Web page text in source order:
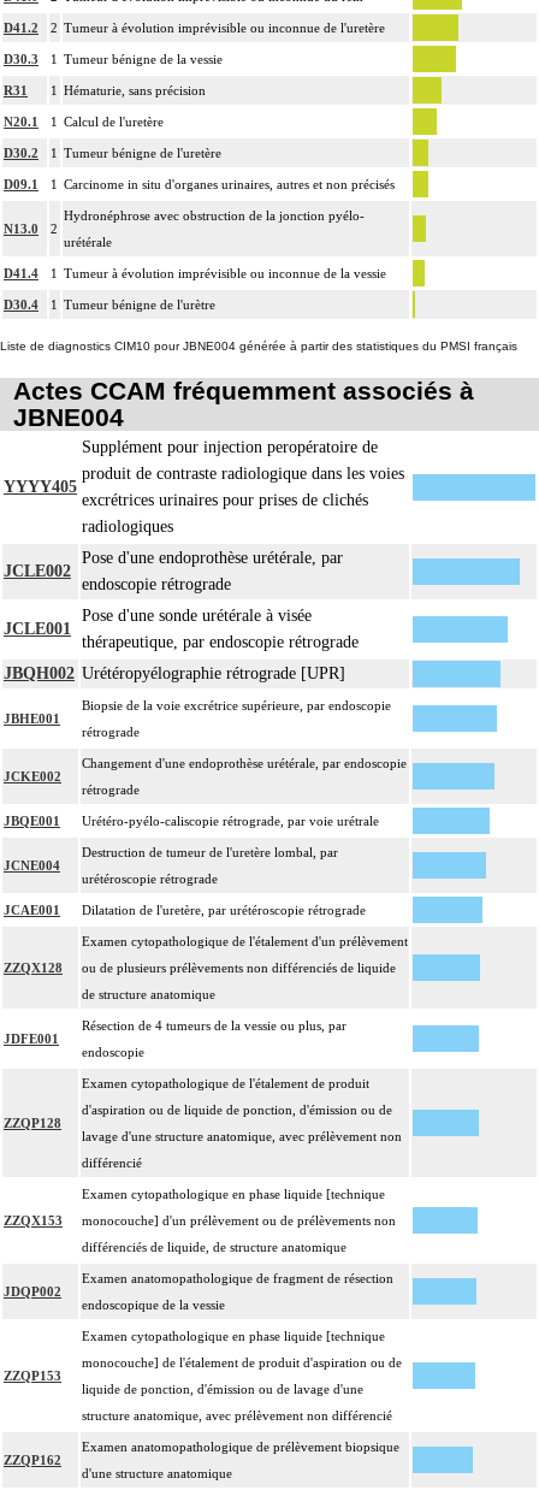
D41.2 2 Tumeur à évolution imprévisible ou inconnue de l'uretère
D30.3 1 Tumeur bénigne de la vessie
R31 1 Hématurie, sans précision
N20.1 1 Calcul de l'uretère
D30.2 1 Tumeur bénigne de l'uretère
D09.1 1 Carcinome in situ d'organes urinaires, autres et non précisés
N13.0 2
Hydronéphrose avec obstruction de la jonction pyélo-
urétérale
D41.4 1 Tumeur à évolution imprévisible ou inconnue de la vessie
D30.4 1 Tumeur bénigne de l'urètre
Liste de diagnostics CIM10 pour JBNE004 générée à partir des statistiques du PMSI français
Actes CCAM fréquemment associés à
JBNE004
YYYY405
Supplément pour injection peropératoire de
produit de contraste radiologique dans les voies
excrétrices urinaires pour prises de clichés
radiologiques
JCLE002
Pose d'une endoprothèse urétérale, par
endoscopie rétrograde
JCLE001
Pose d'une sonde urétérale à visée
thérapeutique, par endoscopie rétrograde
JBQH002 Urétéropyélographie rétrograde [UPR]
JBHE001
Biopsie de la voie excrétrice supérieure, par endoscopie
rétrograde
JCKE002
Changement d'une endoprothèse urétérale, par endoscopie
rétrograde
JBQE001 Urétéro-pyélo-caliscopie rétrograde, par voie urétrale
JCNE004
Destruction de tumeur de l'uretère lombal, par
urétéroscopie rétrograde
JCAE001 Dilatation de l'uretère, par urétéroscopie rétrograde
ZZQX128
Examen cytopathologique de l'étalement d'un prélèvement
ou de plusieurs prélèvements non différenciés de liquide
de structure anatomique
JDFE001
Résection de 4 tumeurs de la vessie ou plus, par
endoscopie
ZZQP128
Examen cytopathologique de l'étalement de produit
d'aspiration ou de liquide de ponction, d'émission ou de
lavage d'une structure anatomique, avec prélèvement non
différencié
ZZQX153
Examen cytopathologique en phase liquide [technique
monocouche] d'un prélèvement ou de prélèvements non
différenciés de liquide, de structure anatomique
JDQP002
Examen anatomopathologique de fragment de résection
endoscopique de la vessie
ZZQP153
Examen cytopathologique en phase liquide [technique
monocouche] de l'étalement de produit d'aspiration ou de
liquide de ponction, d'émission ou de lavage d'une
structure anatomique, avec prélèvement non différencié
ZZQP162
Examen anatomopathologique de prélèvement biopsique
d'une structure anatomique